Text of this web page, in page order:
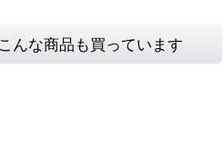
んな商品も買っています